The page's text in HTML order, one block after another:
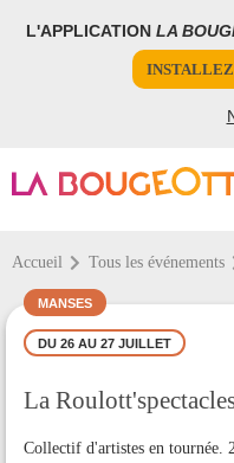
L'APPLICATION LA
Accueil Tous les événements
MANSES
DU 26 AU 27 JUILLET
La
Collectif d'artistes en tournée.
Votre inscription à